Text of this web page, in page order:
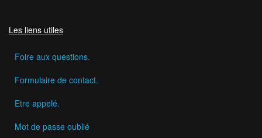
Les liens utiles
Foire aux questions.
Formulaire de contact.
Etre appelé.
Mot de passe oublié